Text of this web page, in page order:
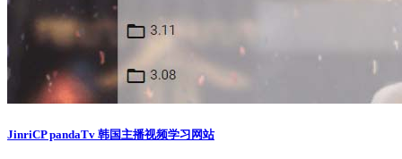
JinriCP pandaTv 韩国主播视频学习网站